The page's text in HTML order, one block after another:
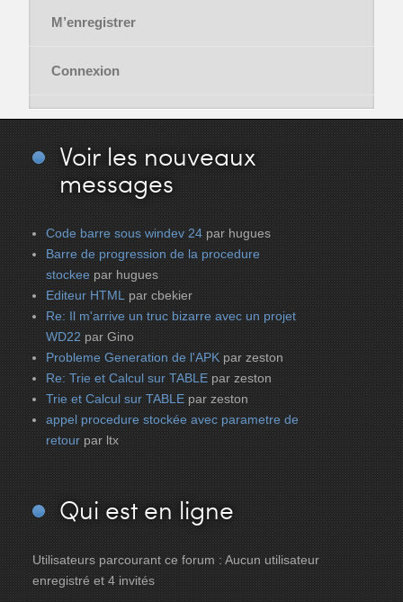
M’enregistrer
Connexion
Voir les nouveaux
messages
Code barre sous windev 24 par hugues
Barre de progression de la procedure
stockee par hugues
Editeur HTML par cbekier
Re: Il m'arrive un truc bizarre avec un projet
WD22 par Gino
Probleme Generation de l'APK par zeston
Re: Trie et Calcul sur TABLE par zeston
Trie et Calcul sur TABLE par zeston
appel procedure stockée avec parametre de
retour par ltx
Qui est en ligne
Utilisateurs parcourant ce forum : Aucun utilisateur
enregistré et 4 invités